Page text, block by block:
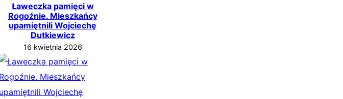
Ławeczka pamięci w
Rogoźnie. Mieszkańcy
upamiętnili Wojciechę
Dutkiewicz
16 kwietnia 2026